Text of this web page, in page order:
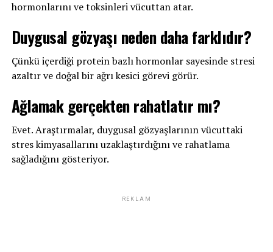
hormonlarını ve toksinleri vücuttan atar.
Duygusal gözyaşı neden daha farklıdır?
Çünkü içerdiği protein bazlı hormonlar sayesinde stresi
azaltır ve doğal bir ağrı kesici görevi görür.
Ağlamak gerçekten rahatlatır mı?
Evet. Araştırmalar, duygusal gözyaşlarının vücuttaki
stres kimyasallarını uzaklaştırdığını ve rahatlama
sağladığını gösteriyor.
REKLAM